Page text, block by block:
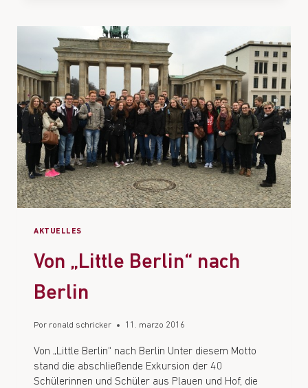
AKTUELLES
Von „Little Berlin“ nach
Berlin
Por ronald schricker 11. marzo 2016
Von „Little Berlin“ nach Berlin Unter diesem Motto
stand die abschließende Exkursion der 40
Schülerinnen und Schüler aus Plauen und Hof, die